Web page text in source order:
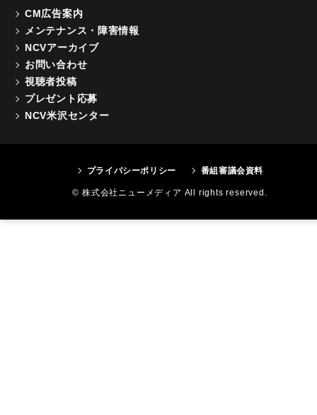
CM広告案内
メンテナンス・障害情報
NCVアーカイブ
お問い合わせ
視聴者投稿
プレゼント応募
NCV米沢センター
プライバシーポリシー 番組審議会資料
© 株式会社ニューメディア All rights reserved.